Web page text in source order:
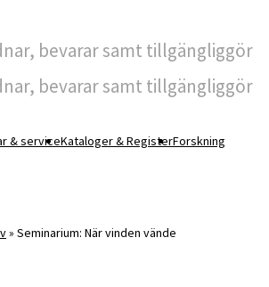
bevarar samt tillgängliggör
bevarar samt tillgängliggör
& serviceKataloger & RegisterForskning
» Seminarium: När vinden vände